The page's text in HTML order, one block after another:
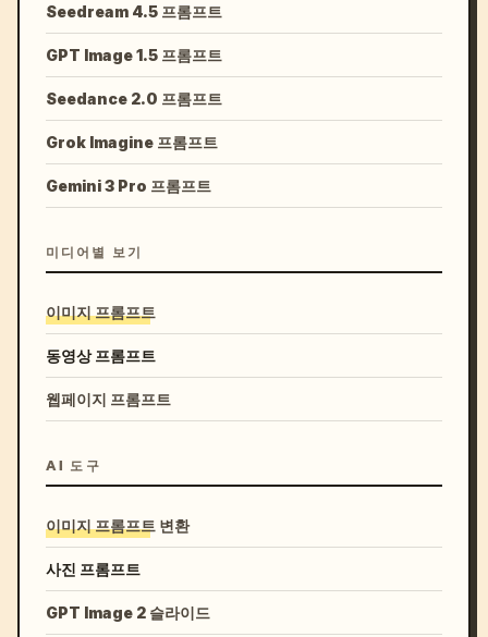
Seedream 4.5 프롬프트
GPT Image 1.5 프롬프트
Seedance 2.0 프롬프트
Grok Imagine 프롬프트
Gemini 3 Pro 프롬프트
미디어별 보기
이미지 프롬프트
동영상 프롬프트
웹페이지 프롬프트
AI 도구
이미지 프롬프트 변환
사진 프롬프트
GPT Image 2 슬라이드